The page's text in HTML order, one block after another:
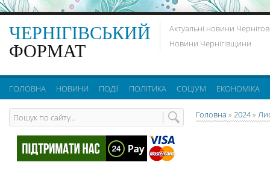
ЧЕРНІГІВСЬКИЙ
ФОРМАТ
Актуальні новини
Новини Чернігівщини
ГОЛОВНА НОВИНИ ПОДІЇ ПОЛІТИКА СОЦІУМ ЕКОНОМІКА
Головна » 2024»